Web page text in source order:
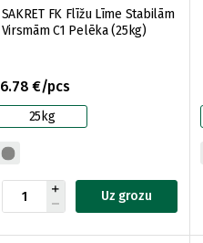
SAKRET FK Flīžu Līme Stabilām
Virsmām C1 Pelēka (25kg)
6.78 €/pcs
25kg
Uz grozu